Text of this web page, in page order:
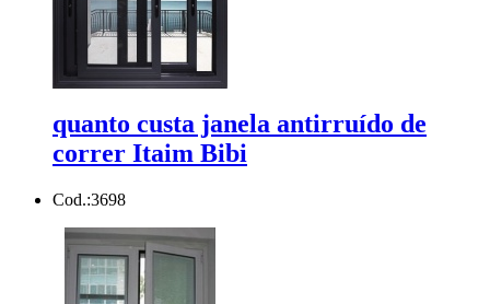
quanto custa janela antirruído de
correr Itaim Bibi
Cod.:3698